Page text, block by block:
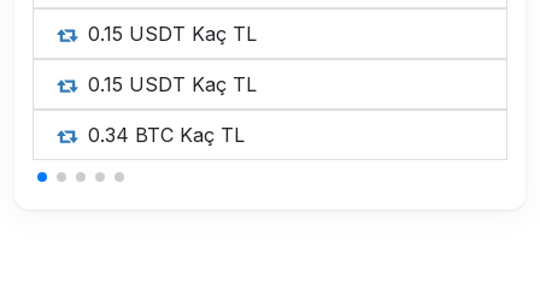
0.15 USDT Kaç TL
0.15 USDT Kaç TL
0.34 BTC Kaç TL